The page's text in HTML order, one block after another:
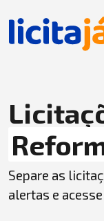
Separe as
alertas e